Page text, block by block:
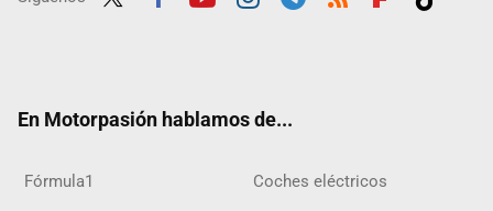
En Motorpasión hablamos de...
Fórmula1 Coches eléctricos